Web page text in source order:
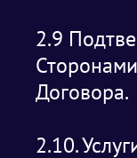
2.9
Договора.
2.10.